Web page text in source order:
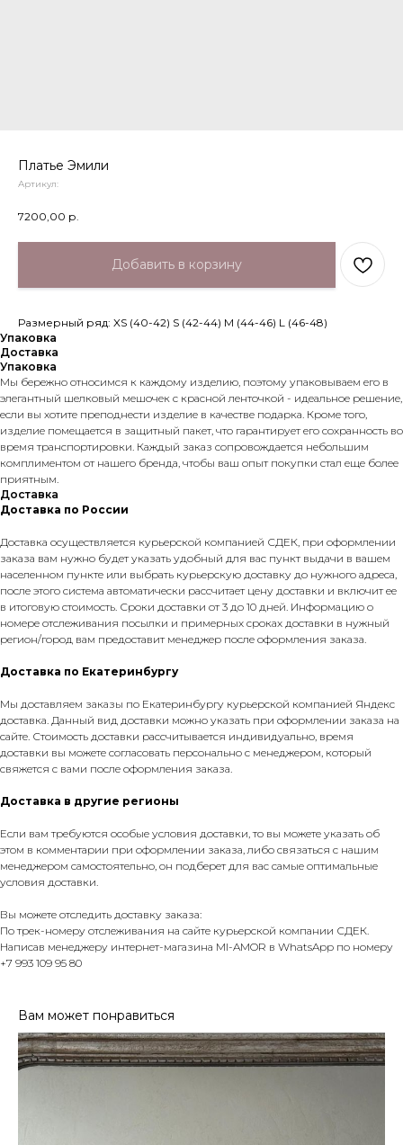
Платье Эмили
Артикул:
7200,00 р.
Добавить в корзину
Размерный ряд: XS (40-42) S (42-44) M (44-46) L (46-48)
Упаковка
Доставка
Упаковка
Мы бережно относимся к каждому изделию, поэтому упаковываем его в
элегантный шелковый мешочек с красной ленточкой - идеальное решение,
если вы хотите преподнести изделие в качестве подарка. Кроме того,
изделие помещается в защитный пакет, что гарантирует его сохранность во
время транспортировки. Каждый заказ сопровождается небольшим
комплиментом от нашего бренда, чтобы ваш опыт покупки стал еще более
приятным.
Доставка
Доставка по России
Доставка осуществляется курьерской компанией СДЕК, при оформлении
заказа вам нужно будет указать удобный для вас пункт выдачи в вашем
населенном пункте или выбрать курьерскую доставку до нужного адреса,
после этого система автоматически рассчитает цену доставки и включит ее
в итоговую стоимость. Сроки доставки от 3 до 10 дней. Информацию о
номере отслеживания посылки и примерных сроках доставки в нужный
регион/город вам предоставит менеджер после оформления заказа.
Доставка по Екатеринбургу
Мы доставляем заказы по Екатеринбургу курьерской компанией Яндекс
доставка. Данный вид доставки можно указать при оформлении заказа на
сайте. Стоимость доставки рассчитывается индивидуально, время
доставки вы можете согласовать персонально с менеджером, который
свяжется с вами после оформления заказа.
Доставка в другие регионы
Если вам требуются особые условия доставки, то вы можете указать об
этом в комментарии при оформлении заказа, либо связаться с нашим
менеджером самостоятельно, он подберет для вас самые оптимальные
условия доставки.
Вы можете отследить доставку заказа:
По трек-номеру отслеживания на сайте курьерской компании СДЕК.
Написав менеджеру интернет-магазина MI-AMOR в WhatsApp по номеру
+7 993 109 95 80
Вам может понравиться